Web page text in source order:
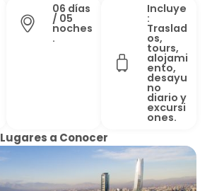
06 días
/ 05
noches
.
Incluye
:
Traslad
os,
tours,
alojami
ento,
desayu
no
diario y
excursi
ones.
Lugares a Conocer